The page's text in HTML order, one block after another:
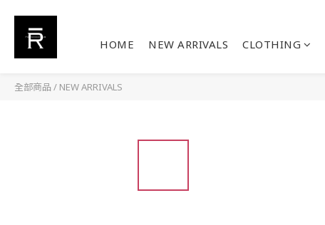
HOME NEW ARRIVALS CLOTHING
全部商品 / NEW ARRIVALS